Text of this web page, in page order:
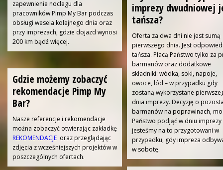
zapewnienie noclegu dla
pracowników Pimp My Bar podczas
obsługi wesela kolejnego dnia oraz
przy imprezach, gdzie dojazd wynosi
200 km bądź więcej.
imprezy dwudniowej
tańsza?
Oferta za dwa dni nie jest sumą
pierwszego dnia. Jest
tańsza. Płacą Państwo tylko za
barmanów oraz dodatkowe
składniki: wódka, soki, napoje,
owoce, lód – w przypadku gdy
zostaną wykorzystane
dnia imprezy. Decyzję o
barmanów na poprawinach,
Państwo podjąć w dniu imprezy
jesteśmy na to przygotowani w
przypadku, gdy impreza
w sobotę.
Gdzie możemy zobaczyć
rekomendacje Pimp My
Bar?
Nasze referencje i rekomendacje
można zobaczyć otwierając zakładkę
REKOMENDACJE oraz przeglądając
zdjęcia z wcześniejszych projektów w
poszczególnych ofertach.